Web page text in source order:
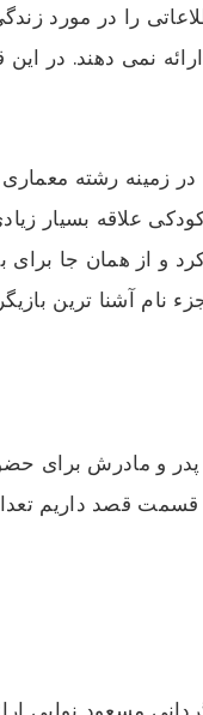
را در مورد
ارائه نمی دهند.
زمینه رشته معماری
کودکی علاقه بسیار
از همان جا برای
و مادرش برای
قسمت قصد داریم